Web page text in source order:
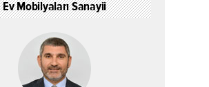
Ev Mobilyaları Sanayii